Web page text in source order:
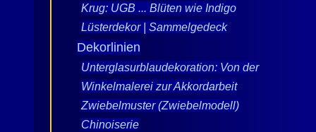
Krug: UGB ... Blüten wie Indigo
Lüsterdekor | Sammelgedeck
Dekorlinien
Unterglasurblaudekoration: Von der
Winkelmalerei zur Akkordarbeit
Zwiebelmuster (Zwiebelmodell)
Chinoiserie